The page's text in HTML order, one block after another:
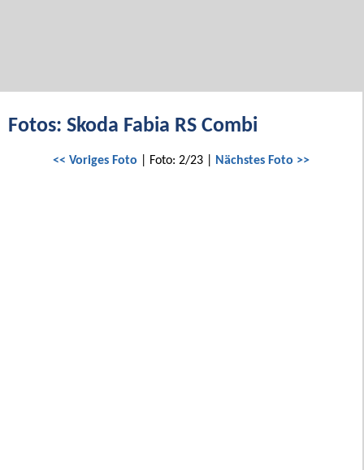
Fotos: Skoda Fabia RS Combi
<< Voriges Foto | Foto: 2/23 | Nächstes Foto >>